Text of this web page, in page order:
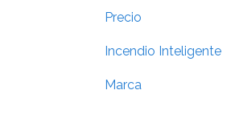
Precio
Incendio Inteligente
Marca